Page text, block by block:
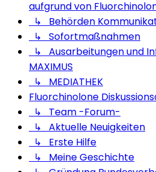
aufgrund von
↳ Behörden
↳ Sofortmaßnahmen
↳ Ausarbeitungen und
MAXIMUS
↳ MEDIATHEK
Fluorchinolone
↳ Team -Forum-
↳ Aktuelle Neuigkeiten
↳ Erste Hilfe
↳ Meine Geschichte